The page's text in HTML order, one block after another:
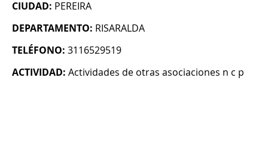
CIUDAD: PEREIRA
DEPARTAMENTO: RISARALDA
TELÉFONO: 3116529519
ACTIVIDAD: Actividades de otras asociaciones n c p